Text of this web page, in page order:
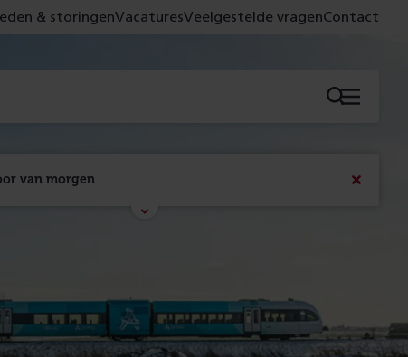
van morgen
Met de campagne 'Voor 't spoor naar morgen' laten
Lees meer
& storingenVacaturesVeelgestelde vragenContact
Menu